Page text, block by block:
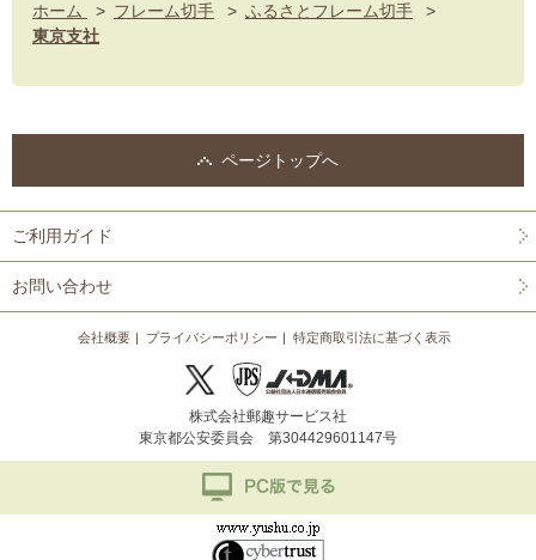
ホーム > フレーム切手 > ふるさとフレーム切手
>
東京支社
ページトップへ
ご利用ガイド
お問い合わせ
会社概要 プライバシーポリシー 特定商取引法に基づく表示
株式会社郵趣サービス社
東京都公安委員会 第304429601147号